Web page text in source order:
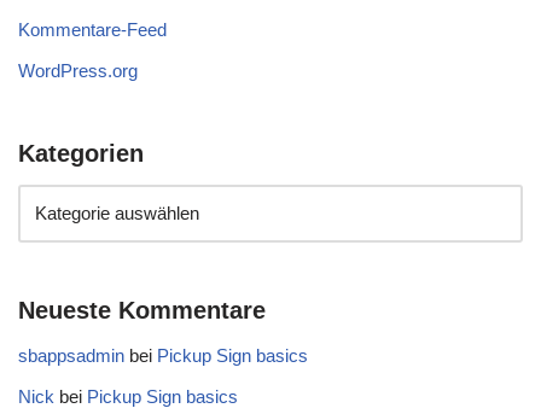
Kommentare-Feed
WordPress.org
Kategorien
Neueste Kommentare
sbappsadmin bei Pickup Sign basics
Nick bei Pickup Sign basics